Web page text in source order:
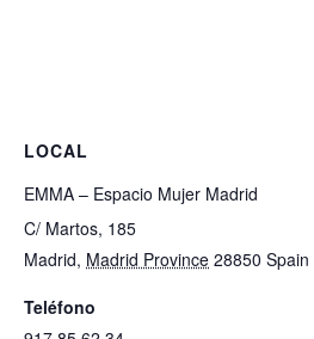
LOCAL
EMMA – Espacio Mujer Madrid
C/ Martos, 185
Madrid, Madrid Province 28850 Spain
Teléfono